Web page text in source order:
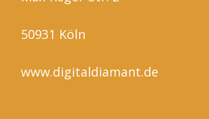
50931 Köln
www.digitaldiamant.de